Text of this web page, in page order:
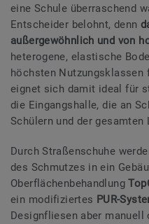
eine Schule überraschend
Entscheider belohnt, denn
außergewöhnlich und von
heterogene, elastische
höchsten Nutzungsklassen
eignet sich damit ideal für
die Eingangshalle, die an
Schülern und der
Durch Straßenschuhe
des Schmutzes in ein
Oberflächenbehandlung
ein modifiziertes PUR-
Designfliesen aber